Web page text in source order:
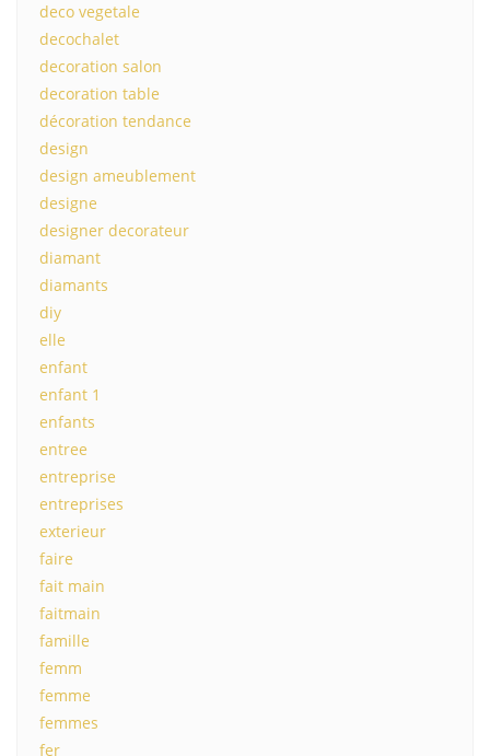
deco vegetale
decochalet
decoration salon
decoration table
décoration tendance
design
design ameublement
designe
designer decorateur
diamant
diamants
diy
elle
enfant
enfant 1
enfants
entree
entreprise
entreprises
exterieur
faire
fait main
faitmain
famille
femm
femme
femmes
fer